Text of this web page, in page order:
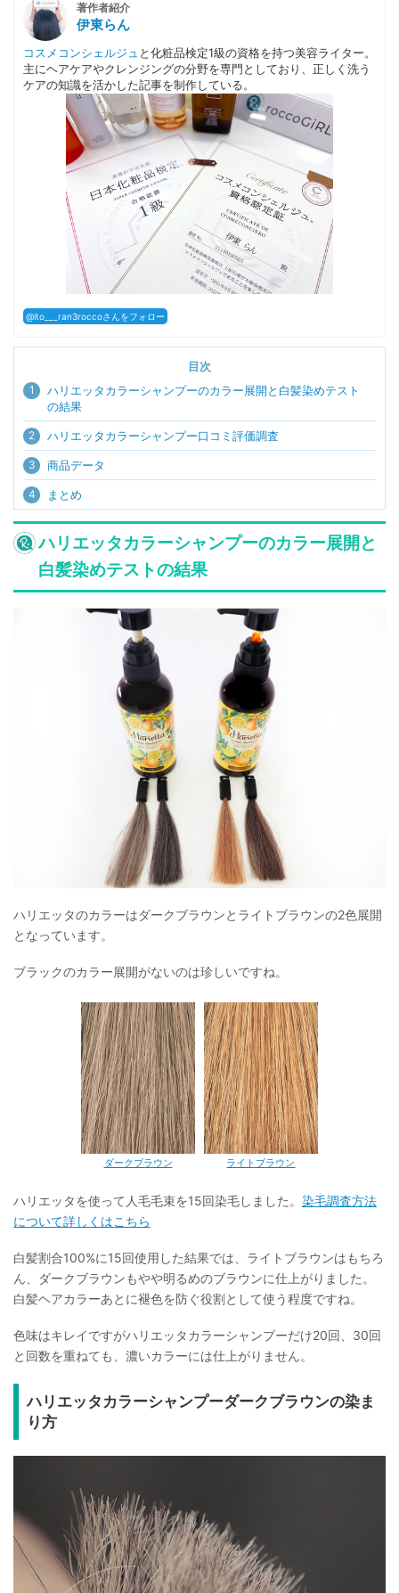
著作者紹介
伊東らん
コスメコンシェルジュ と化粧品検定1級の資格を持つ美容ライター。
主にヘアケアやクレンジングの分野を専門としており、正しく洗う
ケアの知識を活かした記事を制作している。
@ito___ran3roccoさんをフォロー
目次
1
ハリエッタカラーシャンプーのカラー展開と白髪染めテスト
の結果
2 ハリエッタカラーシャンプー口コミ評価調査
3 商品データ
4 まとめ
ハリエッタカラーシャンプーのカラー展開と
白髪染めテストの結果
ハリエッタのカラーはダークブラウンとライトブラウンの2色展開
となっています。
ブラックのカラー展開がないのは珍しいですね。
ダークブラウン ライトブラウン
ハリエッタを使って人毛毛束を15回染毛しました。 染毛調査方法
について詳しくはこちら
白髪割合100%に15回使用した結果では、ライトブラウンはもちろ
ん、ダークブラウンもやや明るめのブラウンに仕上がりました。
白髪ヘアカラーあとに褪色を防ぐ役割として使う程度ですね。
色味はキレイですがハリエッタカラーシャンプーだけ20回、30回
と回数を重ねても、濃いカラーには仕上がりません。
ハリエッタカラーシャンプーダークブラウンの染ま
り方